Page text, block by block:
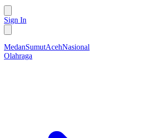
Sign In
MedanSumutAcehNasional
Olahraga